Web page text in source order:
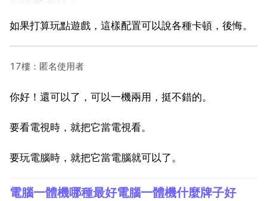
如果打算玩點遊戲，這樣配置可以說各種卡頓，後悔。
17樓：匿名使用者
你好！還可以了，可以一機兩用，挺不錯的。
要看電視時，就把它當電視看。
要玩電腦時，就把它當電腦就可以了。
電腦一體機哪種最好電腦一體機什麼牌子好